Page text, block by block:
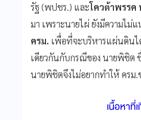
รัฐ (พปชร.) และโควต้าพรรค
มา เพราะนายไผ่ ยังมีความไ
ครม. เพื่อที่จะบริหารแผ่นดิน
เดียวกันกับกรณีของ นายพิชิต
นายพิชิตจึงไม่อยากทำให้ ครม
เนื้อหาที่